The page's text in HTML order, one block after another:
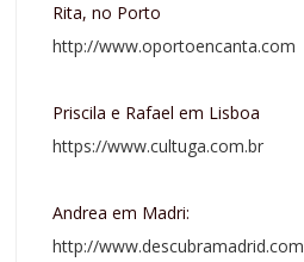
Rita, no Porto
http://www.oportoencanta.com
Priscila e Rafael em Lisboa
https://www.cultuga.com.br
Andrea em Madri:
http://www.descubramadrid.com